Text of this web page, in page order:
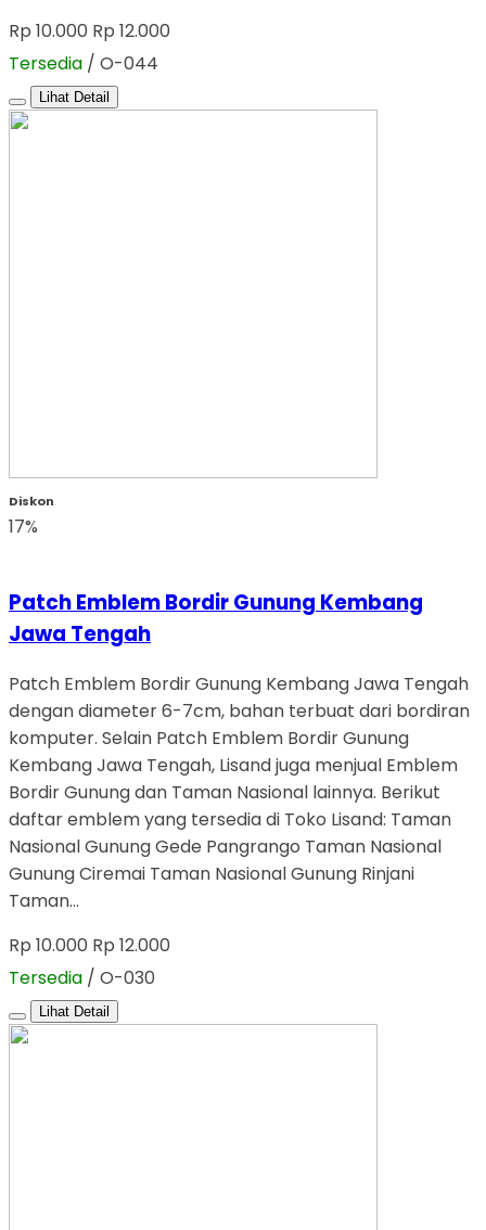
Rp 10.000 Rp 12.000
Tersedia / O-044
Lihat Detail
Diskon
17%
Patch Emblem Bordir Gunung Kembang
Jawa Tengah
Patch Emblem Bordir Gunung Kembang Jawa Tengah
dengan diameter 6-7cm, bahan terbuat dari bordiran
komputer. Selain Patch Emblem Bordir Gunung
Kembang Jawa Tengah, Lisand juga menjual Emblem
Bordir Gunung dan Taman Nasional lainnya. Berikut
daftar emblem yang tersedia di Toko Lisand: Taman
Nasional Gunung Gede Pangrango Taman Nasional
Gunung Ciremai Taman Nasional Gunung Rinjani
Taman…
Rp 10.000 Rp 12.000
Tersedia / O-030
Lihat Detail